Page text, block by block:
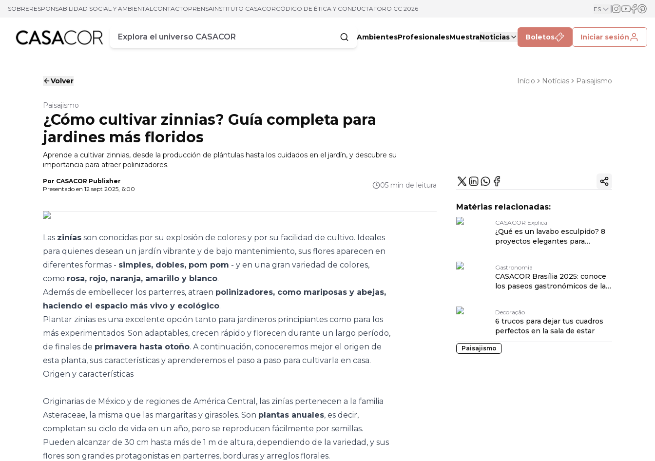
SOBRERESPONSABILIDAD SOCIAL Y AMBIENTALCONTACTOPRENSAINSTITUTO CASACORCÓDIGO DE ÉTICA Y CONDUCTAFORO CC 2026 ES
Campo de busca
Ingrese al menos tres caracteres
AmbientesProfesionalesMuestraNoticias Boletos Iniciar sesión
Volver Início Notícias Paisajismo
Paisajismo
¿Cómo cultivar zinnias? Guía completa para
jardines más floridos
Aprende a cultivar zinnias, desde la producción de plántulas hasta los cuidados en el jardín, y descubre su
importancia para atraer polinizadores.
Por CASACOR Publisher
Presentado en 12 sept 2025, 6:00 05 min de leitura
Las zinías son conocidas por su explosión de colores y por su facilidad de cultivo. Ideales
para quienes desean un jardín vibrante y de bajo mantenimiento, sus flores aparecen en
diferentes formas - simples, dobles, pom pom - y en una gran variedad de colores,
como rosa, rojo, naranja, amarillo y blanco.
Además de embellecer los parterres, atraen polinizadores, como mariposas y abejas,
haciendo el espacio más vivo y ecológico.
Plantar zinías es una excelente opción tanto para jardineros principiantes como para los
más experimentados. Son adaptables, crecen rápido y florecen durante un largo período,
de finales de primavera hasta otoño. A continuación, conoceremos mejor el origen de
esta planta, sus características y aprenderemos el paso a paso para cultivarla en casa.
Origen y características
Originarias de México y de regiones de América Central, las zinías pertenecen a la familia
Asteraceae, la misma que las margaritas y girasoles. Son plantas anuales, es decir,
completan su ciclo de vida en un año, pero se reproducen fácilmente por semillas.
Pueden alcanzar de 30 cm hasta más de 1 m de altura, dependiendo de la variedad, y sus
flores son grandes protagonistas en parterres, borduras y arreglos florales.
Copiar enlace
Matérias relacionadas:
CASACOR Explica
¿Qué es un lavabo esculpido? 8
proyectos elegantes para
Gastronomia
CASACOR Brasília 2025: conoce
los paseos gastronómicos de la
Decoração
6 trucos para dejar tus cuadros
perfectos en la sala de estar
Paisajismo